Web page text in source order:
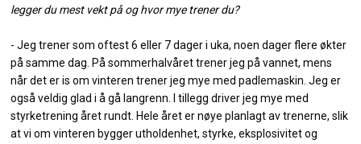
legger du mest vekt på og hvor mye trener du?
- Jeg trener som oftest 6 eller 7 dager i uka, noen dager flere økter
på samme dag. På sommerhalvåret trener jeg på vannet, mens
når det er is om vinteren trener jeg mye med padlemaskin. Jeg er
også veldig glad i å gå langrenn. I tillegg driver jeg mye med
styrketrening året rundt. Hele året er nøye planlagt av trenerne, slik
at vi om vinteren bygger utholdenhet, styrke, eksplosivitet og